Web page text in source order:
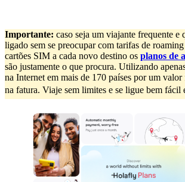
Importante: caso seja um viajante frequente e
ligado sem se preocupar com tarifas de
cartões SIM a cada novo destino os planos de
são justamente o que procura. Utilizando
na Internet em mais de 170 países por um valor
na fatura. Viaje sem limites e se ligue bem fácil